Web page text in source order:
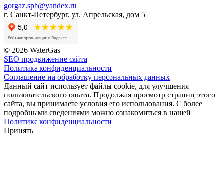
gorgaz.spb@yandex.ru
г. Санкт-Петербург, ул. Апрельская, дом 5
© 2026 WaterGas
SEO продвижение сайта
Политика конфиденциальности
Соглашение на обработку персональных данных
Данный сайт использует файлы cookie, для улучшения
пользовательского опыта. Продолжая просмотр страниц этого
сайта, вы принимаете условия его использования. С более
подробными сведениями можно ознакомиться в нашей
Политике конфиденциальности
Принять